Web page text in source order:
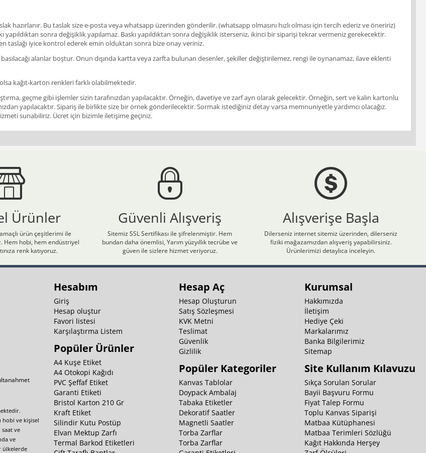
hazırlanır. Bu taslak size e-posta veya whatsapp üzerinden gönderilir. (whatsapp olmasını hızlı olması için tercih ederiz ve öneririz)
yapıldıktan sonra değişiklik yapılamaz. Baskı yapıldıktan sonra değişiklik isterseniz, ikinci bir siparişi tekrar vermeniz gerekecektir.
taslağı iyice kontrol ederek emin olduktan sonra bize onay veriniz.
alanlar boştur. Onun dışında kartta veya zarfta bulunan desenler, şekiller değiştirilemez, rengi ile oynanamaz, ilave eklenti
kağıt-karton renkleri farklı olabilmektedir.
geçme gibi işlemler sizin tarafınızdan yapılacaktır. Örneğin, davetiye ve zarf ayrı olarak gelecektir. Örneğin, sert ve kalın kartonlu
yapılacaktır. Sipariş ile birlikte size bir örnek gönderilecektir. Sormak istediğiniz detay varsa memnuniyetle yardımcı olacağız.
sunabiliriz. Ücret için bizimle iletişime geçiniz.
Ürünler
ürün çeşitlerimi ile
Hem hobi, hem endüstriyel
renk katıyoruz.
Güvenli Alışveriş
Sitemiz SSL Sertifikası ile şifrelenmiştir. Hem
bundan daha önemlisi, Yarım yüzyıllık tecrübe ve
güven ile sizlere hizmet veriyoruz.
Alışverişe Başla
Dilerseniz internet sitemiz üzerinden, dilerseniz
fiziki mağazamızdan alışveriş yapabilirsiniz.
Ürünlerimizi detaylıca inceleyin.
hobi ve kişisel
saat ve
ve
ülkelerde
Hesabım
Giriş
Hesap oluştur
Favori listesi
Karşılaştırma Listem
Popüler Ürünler
A4 Kuşe Etiket
A4 Otokopi Kağıdı
PVC Şeffaf Etiket
Garanti Etiketi
Bristol Karton 210 Gr
Kraft Etiket
Silindir Kutu Postüp
Elvan Mektup Zarfı
Termal Barkod Etiketleri
Hesap Aç
Hesap Oluşturun
Satış Sözleşmesi
KVK Metni
Teslimat
Güvenlik
Gizlilik
Popüler Kategoriler
Kanvas Tablolar
Doypack Ambalaj
Tabaka Etiketler
Dekoratif Saatler
Magnetli Saatler
Torba Zarflar
Torba Zarflar
Kurumsal
Hakkımızda
İletişim
Hediye Çeki
Markalarımız
Banka Bilgilerimiz
Sitemap
Site Kullanım Kılavuzu
Sıkça Sorulan Sorular
Bayii Başvuru Formu
Fiyat Talep Formu
Toplu Kanvas Siparişi
Matbaa Kütüphanesi
Matbaa Terimleri Sözlüğü
Kağıt Hakkında Herşey